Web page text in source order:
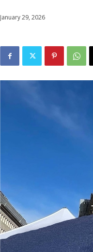
January 29, 2026